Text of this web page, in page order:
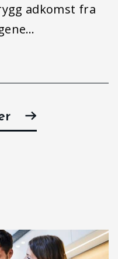
adkomst fra